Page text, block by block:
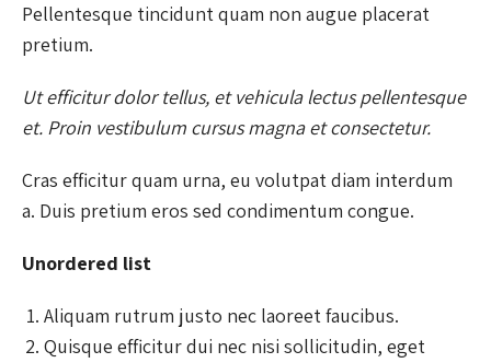
Pellentesque tincidunt quam non augue placerat
pretium.
Ut efficitur dolor tellus, et vehicula lectus pellentesque
et. Proin vestibulum cursus magna et consectetur.
Cras efficitur quam urna, eu volutpat diam interdum
a. Duis pretium eros sed condimentum congue.
Unordered list
Aliquam rutrum justo nec laoreet faucibus.
Quisque efficitur dui nec nisi sollicitudin, eget